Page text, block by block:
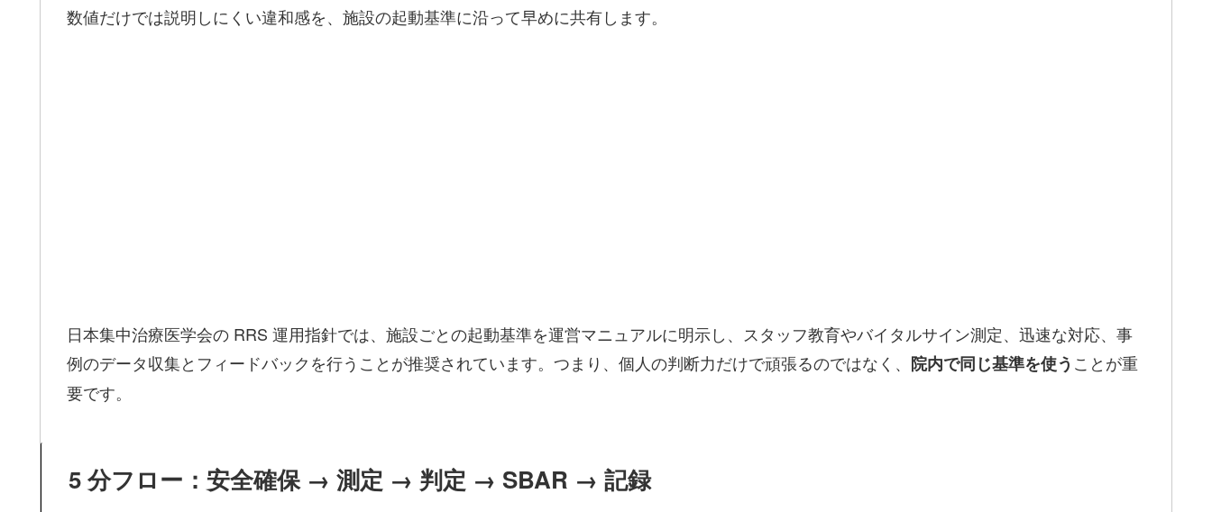
数値だけでは説明しにくい違和感を、施設の起動基準に沿って早めに共有します。
日本集中治療医学会の RRS 運用指針では、施設ごとの起動基準を運営マニュアルに明示し、スタッフ教育やバイタルサイン測定、迅速な対応、事
例のデータ収集とフィードバックを行うことが推奨されています。つまり、個人の判断力だけで頑張るのではなく、 院内で同じ基準を使う ことが重
要です。
5 分フロー：安全確保 → 測定 → 判定 → SBAR → 記録